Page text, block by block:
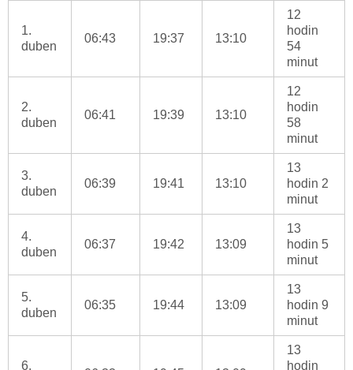
1.
duben
06:43 19:37 13:10
12
hodin
54
minut
2.
duben
06:41 19:39 13:10
12
hodin
58
minut
3.
duben
06:39 19:41 13:10
13
hodin 2
minut
4.
duben
06:37 19:42 13:09
13
hodin 5
minut
5.
duben
06:35 19:44 13:09
13
hodin 9
minut
6.
13
hodin